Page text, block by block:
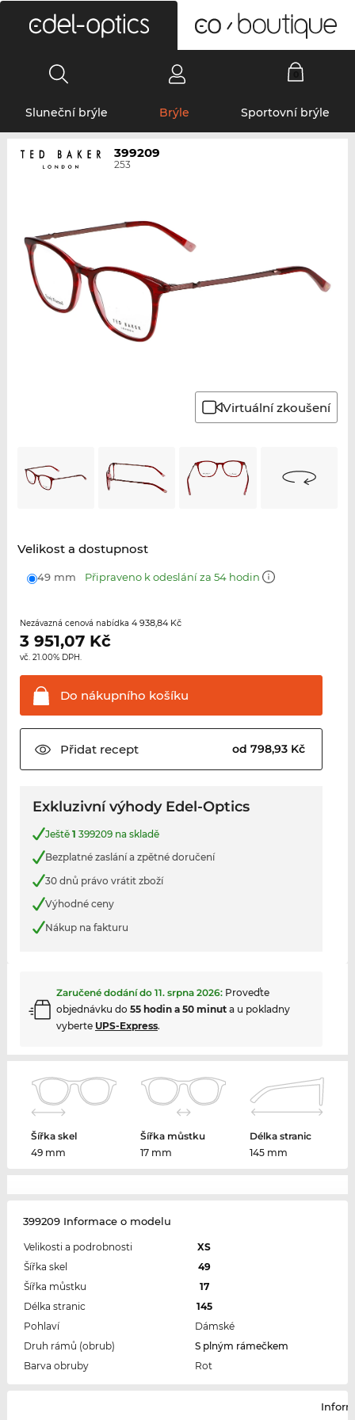
Sluneční brýle Brýle Sportovní brýle
399209
253
Virtuální zkoušení
Velikost a dostupnost
49 mm Připraveno k odeslání za 54 hodin
Nezávazná cenová nabídka 4 938,84 Kč
3 951,07Kč
vč. 21.00% DPH.
Do nákupního košíku
Přidatrecept od 798,93 Kč
Exkluzivní výhody Edel-Optics
Ještě 1 399209 na skladě
Bezplatné zaslání a zpětné doručení
30 dnů právo vrátit zboží
Výhodné ceny
Nákup na fakturu
Zaručené dodání do 11. srpna 2026: Proveďte
objednávku do 55 hodin a 50 minuta u pokladny
vyberte UPS-Express.
Šířka skel
49 mm
Šířka můstku
17 mm
Délka stranic
145 mm
399209 Informace o modelu
Velikosti a podrobnosti
XS
Šířka skel
49
Šířka můstku
17
Délka stranic
145
Pohlaví
Dámské
Druh rámů (obrub)
S plným rámečkem
Barva obruby
Rot